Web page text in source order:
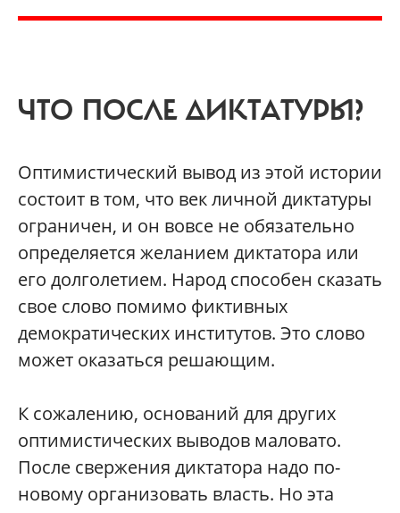
ЧТО ПОСЛЕ ДИКТАТУРЫ?
Оптимистический вывод из этой истории
состоит в том, что век личной диктатуры
ограничен, и он вовсе не обязательно
определяется желанием диктатора или
его долголетием. Народ способен сказать
свое слово помимо фиктивных
демократических институтов. Это слово
может оказаться решающим.
К сожалению, оснований для других
оптимистических выводов маловато.
После свержения диктатора надо по-
новому организовать власть. Но эта